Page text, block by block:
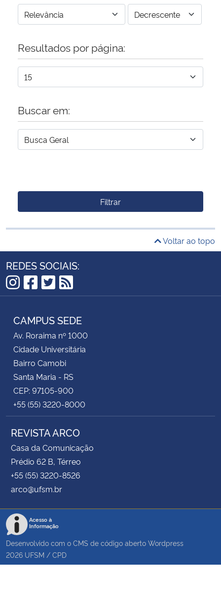
Resultados por página:
Buscar em:
Filtrar
Voltar ao topo
REDES SOCIAIS:
Instagram
Facebook
Twitter
RSS
CAMPUS SEDE
Av. Roraima nº 1000
Cidade Universitária
Bairro Camobi
Santa Maria - RS
CEP: 97105-900
+55 (55) 3220-8000
REVISTA ARCO
Casa da Comunicação
Prédio 62 B, Térreo
+55 (55) 3220-8526
arco@ufsm.br
Acesso à
Informação
Desenvolvido com o CMS de código aberto Wordpress
2026 UFSM / CPD